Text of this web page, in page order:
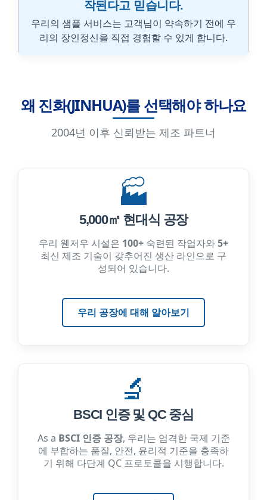
작된다고 믿습니다.
우리의 샘플 서비스는 고객님이 약속하기 전에 우
리의 장인정신을 직접 경험할 수 있게 합니다.
왜 진화(JINHUA)를 선택해야 하나요
2004년 이후 신뢰받는 제조 파트너
🏭
5,000㎡ 현대식 공장
우리 웬저우 시설은 100+ 숙련된 작업자와5+
최신 제조 기술이 갖추어진 생산 라인으로 구
성되어 있습니다.
우리 공장에 대해 알아보기
🔬
BSCI 인증 및 QC 중심
As a BSCI 인증 공장, 우리는 엄격한 국제 기준
에 부합하는 품질, 안전, 윤리적 기준을 충족하
기 위해 다단계 QC 프로토콜을 시행합니다.